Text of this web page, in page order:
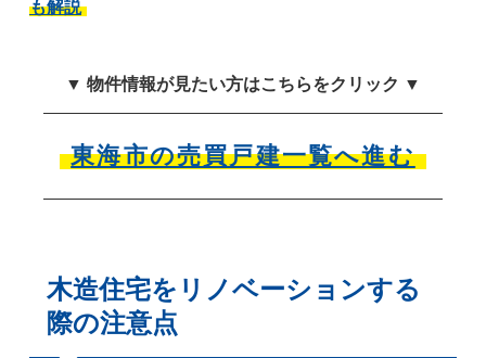
も解説
▼ 物件情報が見たい方はこちらをクリック ▼
東海市の売買戸建一覧へ進む
木造住宅をリノベーションする
際の注意点